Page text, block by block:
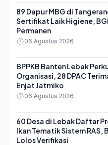
89 Dapur MBG di
Sertifikat Laik Higiene,
Permanen
06 Agustus 2026
BPPKB Banten Lebak
Organisasi, 28 DPAC
Enjat Jatmiko
06 Agustus 2026
60 Desa di Lebak Daftar
Ikan Tematik Sistem RAS,
Lolos Verifikasi